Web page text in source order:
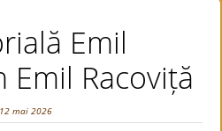
Emil
Emil Racoviță
mai 2026